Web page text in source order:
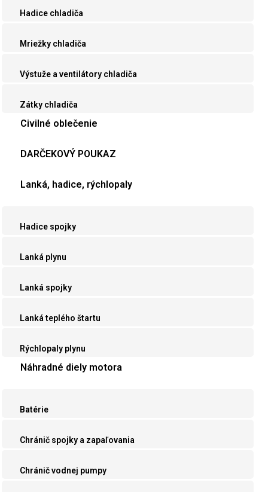
Hadice chladiča
Mriežky chladiča
Výstuže a ventilátory chladiča
Zátky chladiča
Civilné oblečenie
DARČEKOVÝ POUKAZ
Lanká, hadice, rýchlopaly
Hadice spojky
Lanká plynu
Lanká spojky
Lanká teplého štartu
Rýchlopaly plynu
Náhradné diely motora
Batérie
Chránič spojky a zapaľovania
Chránič vodnej pumpy